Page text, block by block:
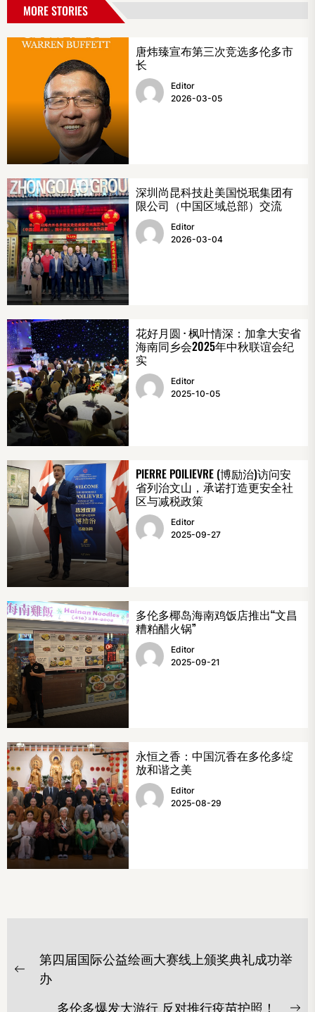
MORE STORIES
唐炜臻宣布第三次竞选多伦多市
长
Editor
2026-03-05
深圳尚昆科技赴美国悦珉集团有
限公司（中国区域总部）交流
Editor
2026-03-04
花好月圆 · 枫叶情深：加拿大安省
海南同乡会2025年中秋联谊会纪
实
Editor
2025-10-05
PIERRE POILIEVRE (博励治)访问安
省列治文山，承诺打造更安全社
区与减税政策
Editor
2025-09-27
多伦多椰岛海南鸡饭店推出“文昌
糟粕醋火锅”
Editor
2025-09-21
永恒之香：中国沉香在多伦多绽
放和谐之美
Editor
2025-08-29
章
Previous
第四届国际公益绘画大赛线上颁奖典礼成功举
办
多伦多爆发大游行 反对推行疫苗护照！